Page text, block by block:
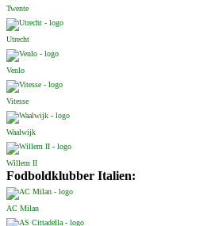
Twente
Utrecht
Venlo
Vitesse
Waalwijk
Willem II
Fodboldklubber Italien:
AC Milan